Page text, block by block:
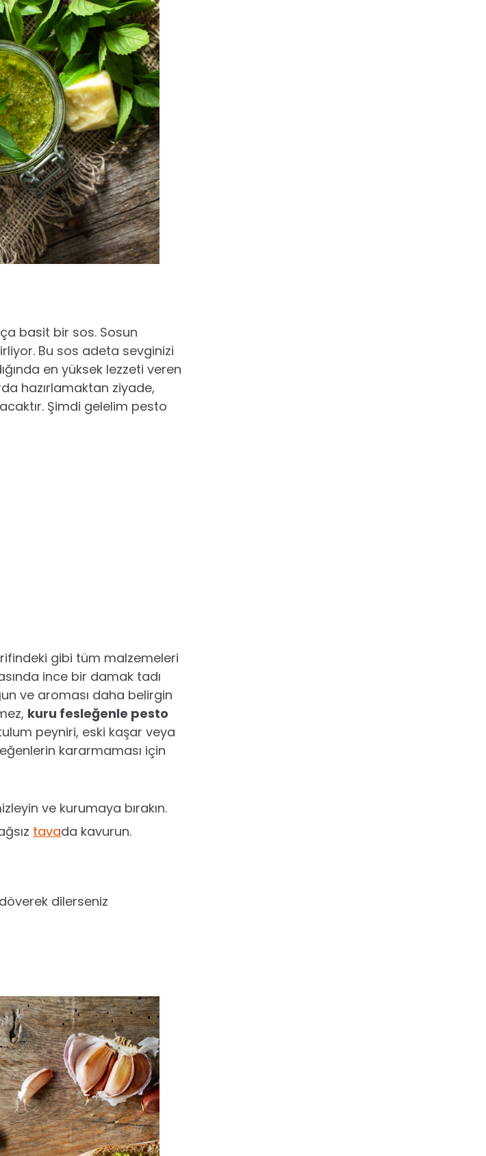
basit bir sos. Sosun
Bu sos adeta sevginizi
en yüksek lezzeti veren
hazırlamaktan ziyade,
Şimdi gelelim pesto
gibi tüm malzemeleri
ince bir damak tadı
ve aroması daha belirgin
kuru fesleğenle pesto
peyniri, eski kaşar veya
kararmaması için
ve kurumaya bırakın.
tavada kavurun.
dilerseniz